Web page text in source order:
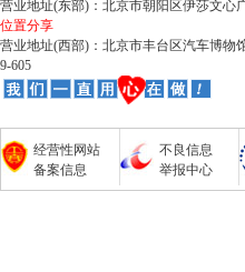
营业地址(东部)：北京市朝阳区伊莎文心
位置分享
营业地址(西部)：北京市丰台区汽车博物
9-605
经营性网站
备案信息
不良信息
举报中心